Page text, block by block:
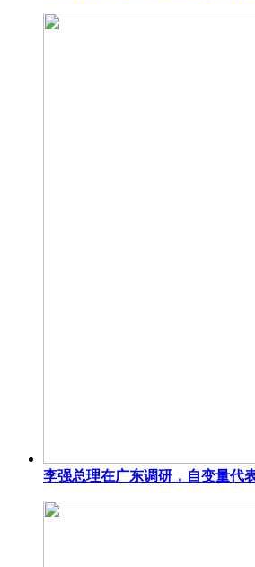
李强总理在广东调研，自变量代